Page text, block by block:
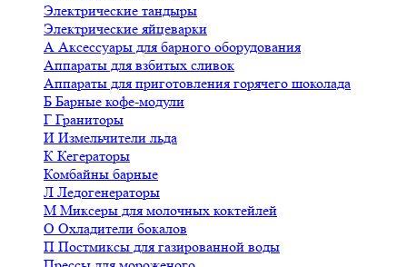
Электрические тандыры
Электрические яйцеварки
А Аксессуары для барного оборудования
Аппараты для взбитых сливок
Аппараты для приготовления горячего шоколада
Б Барные кофе-модули
Г Граниторы
И Измельчители льда
К Кегераторы
Комбайны барные
Л Ледогенераторы
М Миксеры для молочных коктейлей
О Охладители бокалов
П Постмиксы для газированной воды